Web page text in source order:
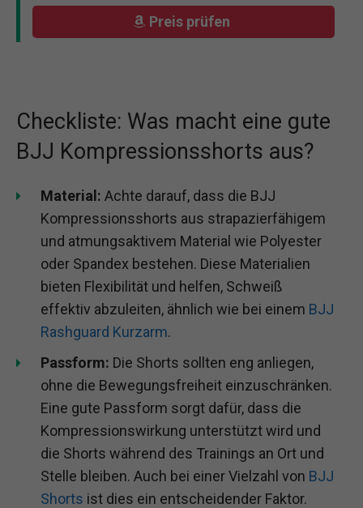
Preis prüfen
Checkliste: Was macht eine gute
BJJ Kompressionsshorts aus?
Material: Achte darauf, dass die BJJ
Kompressionsshorts aus strapazierfähigem
und atmungsaktivem Material wie Polyester
oder Spandex bestehen. Diese Materialien
bieten Flexibilität und helfen, Schweiß
effektiv abzuleiten, ähnlich wie bei einem BJJ
Rashguard Kurzarm.
Passform: Die Shorts sollten eng anliegen,
ohne die Bewegungsfreiheit einzuschränken.
Eine gute Passform sorgt dafür, dass die
Kompressionswirkung unterstützt wird und
die Shorts während des Trainings an Ort und
Stelle bleiben. Auch bei einer Vielzahl von BJJ
Shorts ist dies ein entscheidender Faktor.